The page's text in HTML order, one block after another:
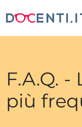
F.A.Q.
più